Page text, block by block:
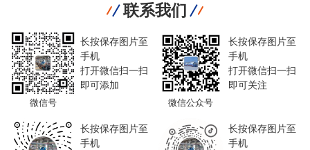
联系我们
微信号
长按保存图片至
手机
打开微信扫一扫
即可添加
微信公众号
长按保存图片至
手机
打开微信扫一扫
即可关注
长按保存图片至
手机
长按保存图片至
手机